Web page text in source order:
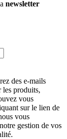
newsletter
des e-mails
les produits,
vous
sur le lien de
vous
gestion de vos